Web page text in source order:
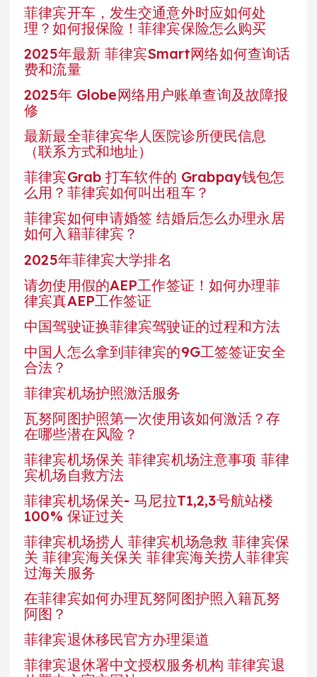
菲律宾开车，发生交通意外时应如何处
理？如何报保险！菲律宾保险怎么购买
2025年最新 菲律宾Smart网络如何查询话
费和流量
2025年 Globe网络用户账单查询及故障报
修
最新最全菲律宾华人医院诊所便民信息
（联系方式和地址）
菲律宾Grab 打车软件的 Grabpay钱包怎
么用？菲律宾如何叫出租车？
菲律宾如何申请婚签 结婚后怎么办理永居
如何入籍菲律宾？
2025年菲律宾大学排名
请勿使用假的AEP工作签证！如何办理菲
律宾真AEP工作签证
中国驾驶证换菲律宾驾驶证的过程和方法
中国人怎么拿到菲律宾的9G工签签证安全
合法？
菲律宾机场护照激活服务
瓦努阿图护照第一次使用该如何激活？存
在哪些潜在风险？
菲律宾机场保关 菲律宾机场注意事项 菲律
宾机场自救方法
菲律宾机场保关- 马尼拉T1,2,3号航站楼
100% 保证过关
菲律宾机场捞人 菲律宾机场急救 菲律宾保
关 菲律宾海关保关 菲律宾海关捞人菲律宾
过海关服务
在菲律宾如何办理瓦努阿图护照入籍瓦努
阿图？
菲律宾退休移民官方办理渠道
菲律宾退休署中文授权服务机构 菲律宾退